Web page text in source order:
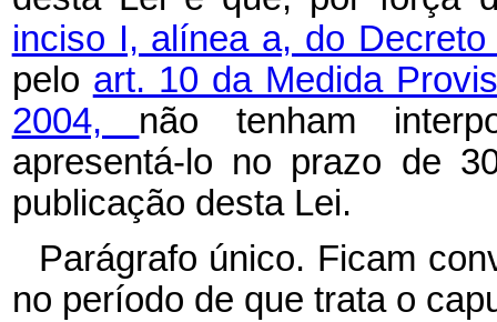
inciso I, alínea a, do
pelo art. 10 da Medida
2004, não tenham
apresentá-lo no prazo de
publicação desta Lei.
Parágrafo único. Ficam
no período de que trata o